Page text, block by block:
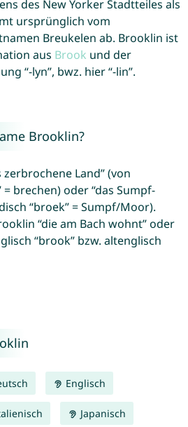
des New Yorker Stadtteiles als
ursprünglich vom
Breukelen ab. Brooklin ist
aus Brook und der
“-lyn”, bwz. hier “-lin”.
Brooklin?
Land” (von
brechen) oder “das Sumpf-
“broek” = Sumpf/Moor).
“die am Bach wohnt” oder
“brook” bzw. altenglisch
Englisch
Japanisch